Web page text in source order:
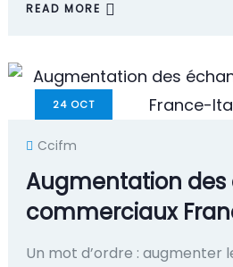
READ MORE
24 OCT
Ccifm
Augmentation
commerciaux
Un mot d’ordre : augmenter